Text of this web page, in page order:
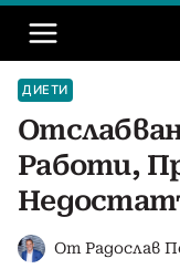
Към
съдържанието
ДИЕТИ
Работи,
От Радослав